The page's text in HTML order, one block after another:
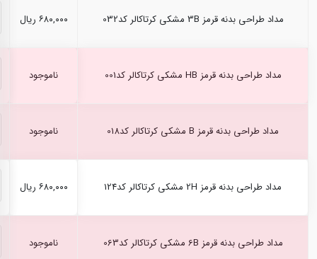
مداد طراحی بدنه قرمز 3B مشکی کرتاکالر کد032 ۶۸۰,۰۰۰ ریال
مداد طراحی بدنه قرمز HB مشکی کرتاکالر کد001 ناموجود
مداد طراحی بدنه قرمز B مشکی کرتاکالر کد018 ناموجود
مداد طراحی بدنه قرمز 2H مشکی کرتاکالر کد124 ۶۸۰,۰۰۰ ریال
مداد طراحی بدنه قرمز 6B مشکی کرتاکالر کد063 ناموجود